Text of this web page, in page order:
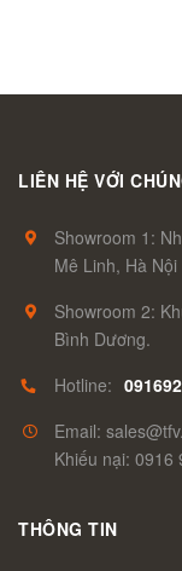
LIÊN HỆ VỚI
Showroom 1:
Mê Linh, Hà Nội
Showroom 2:
Bình Dương.
Hotline:
Email:
Khiếu nại: 0916
THÔNG TIN